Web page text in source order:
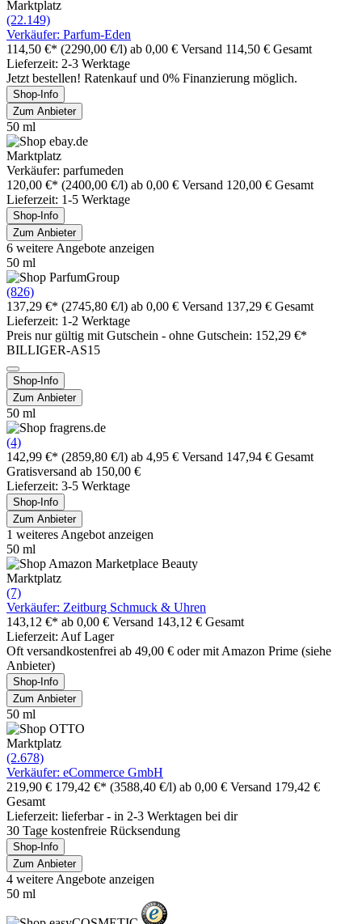
Marktplatz
(22.149)
Verkäufer: Parfum-Eden
114,50 €* (2290,00 €/l) ab 0,00 € Versand 114,50 € Gesamt
Lieferzeit: 2-3 Werktage
Jetzt bestellen! Ratenkauf und 0% Finanzierung möglich.
Shop-Info
Zum Anbieter
50 ml
Marktplatz
Verkäufer: parfumeden
120,00 €* (2400,00 €/l) ab 0,00 € Versand 120,00 € Gesamt
Lieferzeit: 1-5 Werktage
Shop-Info
Zum Anbieter
6 weitere Angebote anzeigen
50 ml
(826)
137,29 €* (2745,80 €/l) ab 0,00 € Versand 137,29 € Gesamt
Lieferzeit: 1-2 Werktage
Preis nur gültig mit Gutschein - ohne Gutschein: 152,29 €*
BILLIGER-AS15
Shop-Info
Zum Anbieter
50 ml
(4)
142,99 €* (2859,80 €/l) ab 4,95 € Versand 147,94 € Gesamt
Gratisversand ab 150,00 €
Lieferzeit: 3-5 Werktage
Shop-Info
Zum Anbieter
1 weiteres Angebot anzeigen
50 ml
Marktplatz
(7)
Verkäufer: Zeitburg Schmuck & Uhren
143,12 €* ab 0,00 € Versand 143,12 € Gesamt
Lieferzeit: Auf Lager
Oft versandkostenfrei ab 49,00 € oder mit Amazon Prime (siehe
Anbieter)
Shop-Info
Zum Anbieter
50 ml
Marktplatz
(2.678)
Verkäufer: eCommerce GmbH
219,90 € 179,42 €* (3588,40 €/l) ab 0,00 € Versand 179,42 €
Gesamt
Lieferzeit: lieferbar - in 2-3 Werktagen bei dir
30 Tage kostenfreie Rücksendung
Shop-Info
Zum Anbieter
4 weitere Angebote anzeigen
50 ml